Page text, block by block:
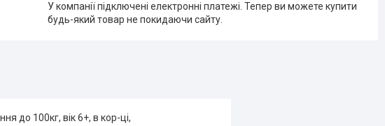
У компанії підключені електронні платежі. Тепер ви можете купити
будь-який товар не покидаючи сайту.
до 100кг, вік 6+, в кор-ці,